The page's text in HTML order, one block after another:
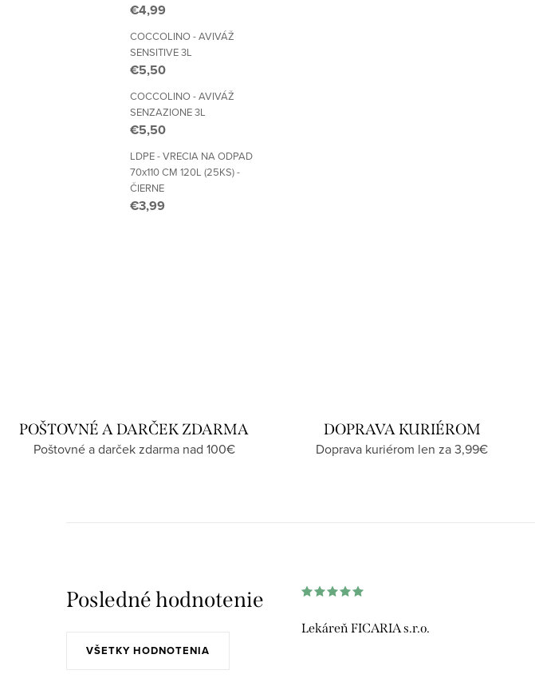
€4,99
COCCOLINO - AVIVÁŽ
SENSITIVE 3L
€5,50
COCCOLINO - AVIVÁŽ
SENZAZIONE 3L
€5,50
LDPE - VRECIA NA ODPAD
70x110 CM 120L (25KS) -
ČIERNE
€3,99
POŠTOVNÉ A DARČEK ZDARMA
Poštovné a darček zdarma nad 100€
DOPRAVA KURIÉROM
Doprava kuriérom len za 3,99€
Posledné hodnotenie
VŠETKY HODNOTENIA
Lekáreň FICARIA s.r.o.